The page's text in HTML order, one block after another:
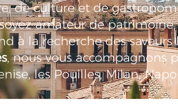
de culture et de
amateur de
à la recherche des saveurs
, nous vous accompagnons
les Pouilles, Milan,